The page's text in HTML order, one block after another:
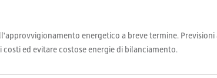
energetico a breve termine.
ed evitare costose energie di bilanciamento.